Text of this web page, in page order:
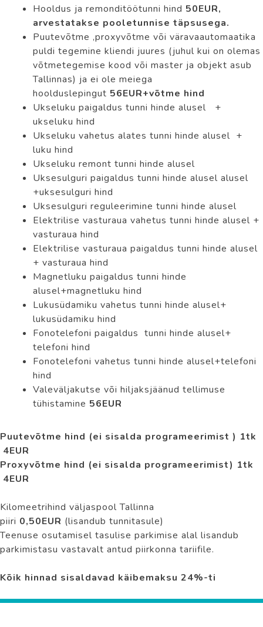
Hooldus ja remonditöötunni hind 50EUR,
arvestatakse pooletunnise täpsusega.
Puutevõtme ,proxyvõtme või väravaautomaatika
puldi tegemine kliendi juures (juhul kui on olemas
võtmetegemise kood või master ja objekt asub
Tallinnas) ja ei ole meiega
hoolduslepingut 56EUR+võtme hind
Ukseluku paigaldus tunni hinde alusel +
ukseluku hind
Ukseluku vahetus alates tunni hinde alusel +
luku hind
Ukseluku remont tunni hinde alusel
Uksesulguri paigaldus tunni hinde alusel alusel
+uksesulguri hind
Uksesulguri reguleerimine tunni hinde alusel
Elektrilise vasturaua vahetus tunni hinde alusel +
vasturaua hind
Elektrilise vasturaua paigaldus tunni hinde alusel
+ vasturaua hind
Magnetluku paigaldus tunni hinde
alusel+magnetluku hind
Lukusüdamiku vahetus tunni hinde alusel+
lukusüdamiku hind
Fonotelefoni paigaldus tunni hinde alusel+
telefoni hind
Fonotelefoni vahetus tunni hinde alusel+telefoni
hind
Valeväljakutse või hiljaksjäänud tellimuse
tühistamine 56EUR
Puutevõtme hind (ei sisalda programeerimist ) 1tk
4EUR
Proxyvõtme hind (ei sisalda programeerimist) 1tk
4EUR
Kilomeetrihind väljaspool Tallinna
piiri 0,50EUR (lisandub tunnitasule)
Teenuse osutamisel tasulise parkimise alal lisandub
parkimistasu vastavalt antud piirkonna tariifile.
Kõik hinnad sisaldavad käibemaksu 24%-ti